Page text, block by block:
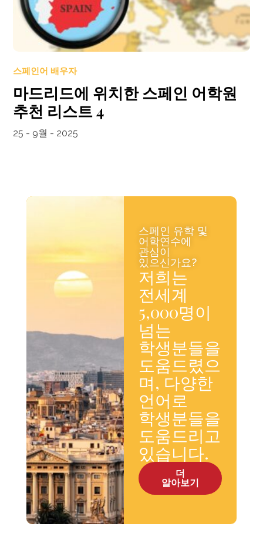
스페인어 배우자
마드리드에 위치한 스페인 어학원
추천 리스트 4
25 - 9월 - 2025
스페인 유학 및
어학연수에
관심이
있으신가요?
저희는
전세계
5,000명이
넘는
학생분들을
도움드렸으
며, 다양한
언어로
학생분들을
도움드리고
있습니다.
더
알아보기